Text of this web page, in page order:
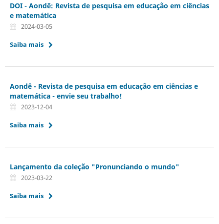
DOI - Aondê: Revista de pesquisa em educação em ciências
e matemática
2024-03-05
Saiba mais
Aondê - Revista de pesquisa em educação em ciências e
matemática - envie seu trabalho!
2023-12-04
Saiba mais
Lançamento da coleção "Pronunciando o mundo"
2023-03-22
Saiba mais